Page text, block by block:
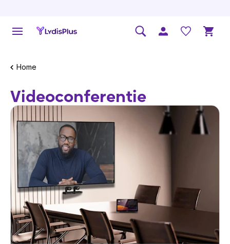
Home
Videoconferentie